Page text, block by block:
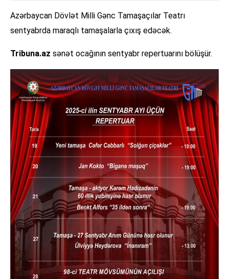
Azərbaycan Dövlət Milli Gənc Tamaşaçılar Teatrı
sentyabrda maraqlı tamaşalarla çıxış edəcək.
Tribuna.az sənət ocağının sentyabr repertuarını bölüşür.